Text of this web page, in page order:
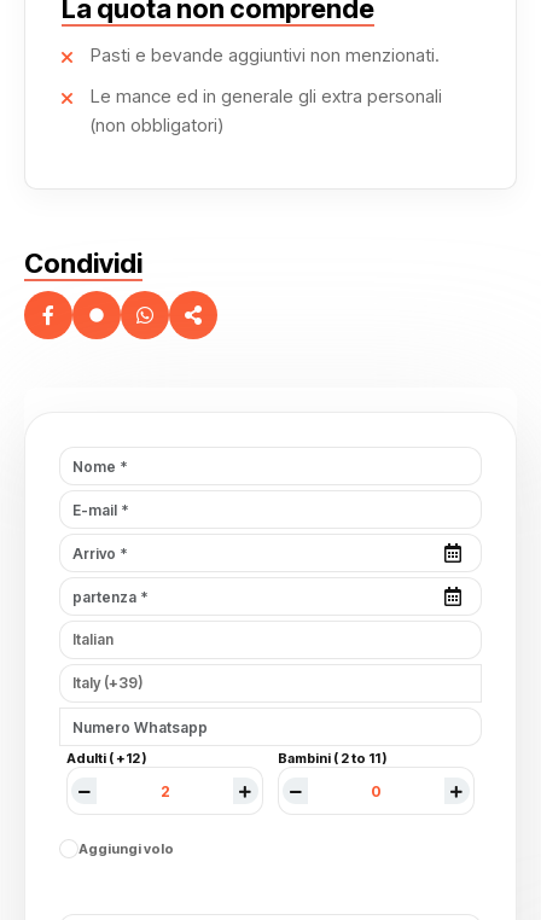
La quota non comprende
Pasti e bevande aggiuntivi non menzionati.
Le mance ed in generale gli extra personali
(non obbligatori)
Condividi
Adulti ( +12 ) Bambini ( 2 to 11 )
Aggiungi volo